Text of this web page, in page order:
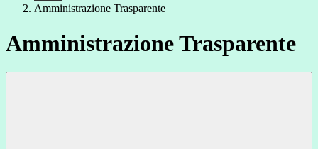
Amministrazione Trasparente
Amministrazione Trasparente